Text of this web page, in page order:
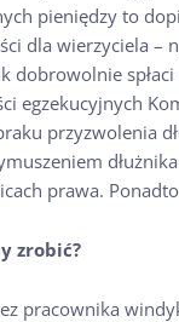
pieniędzy to
dla wierzyciela
dobrowolnie
egzekucyjnych
przyzwolenia
prawa.
zrobić?
pracownika